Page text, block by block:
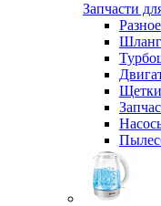
Запчасти
Разное
Щетки